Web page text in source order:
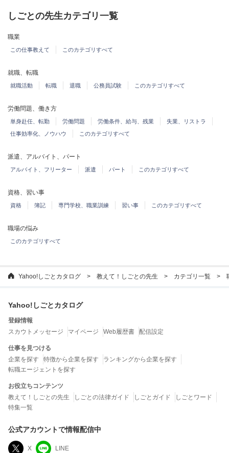
しごとの先生カテゴリ一覧
職業
この仕事教えて このカテゴリすべて
就職、転職
就職活動 転職 退職 公務員試験 このカテゴリすべて
労働問題、働き方
単身赴任、転勤 労働問題 労働条件、給与、残業
失業、リストラ
仕事効率化、ノウハウ
このカテゴリすべて
派遣、アルバイト、パート
アルバイト、フリーター 派遣 パート このカテゴリすべて
資格、習い事
資格 簿記 専門学校、職業訓練 習い事 このカテゴリすべて
職場の悩み
このカテゴリすべて
Yahoo!しごとカタログ 教えて！しごとの先生 カテゴリ一覧
Yahoo!しごとカタログ
登録情報
スカウトメッセージ
マイページ Web履歴書 配信設定
仕事を見つける
企業を探す
特徴から企業を探す
ランキングから企業を探す
転職エージェントを探す
お役立ちコンテンツ
教えて！しごとの先生
しごとの法律ガイド しごとガイド
しごとワード
特集一覧
公式アカウントで情報配信中
X LINE